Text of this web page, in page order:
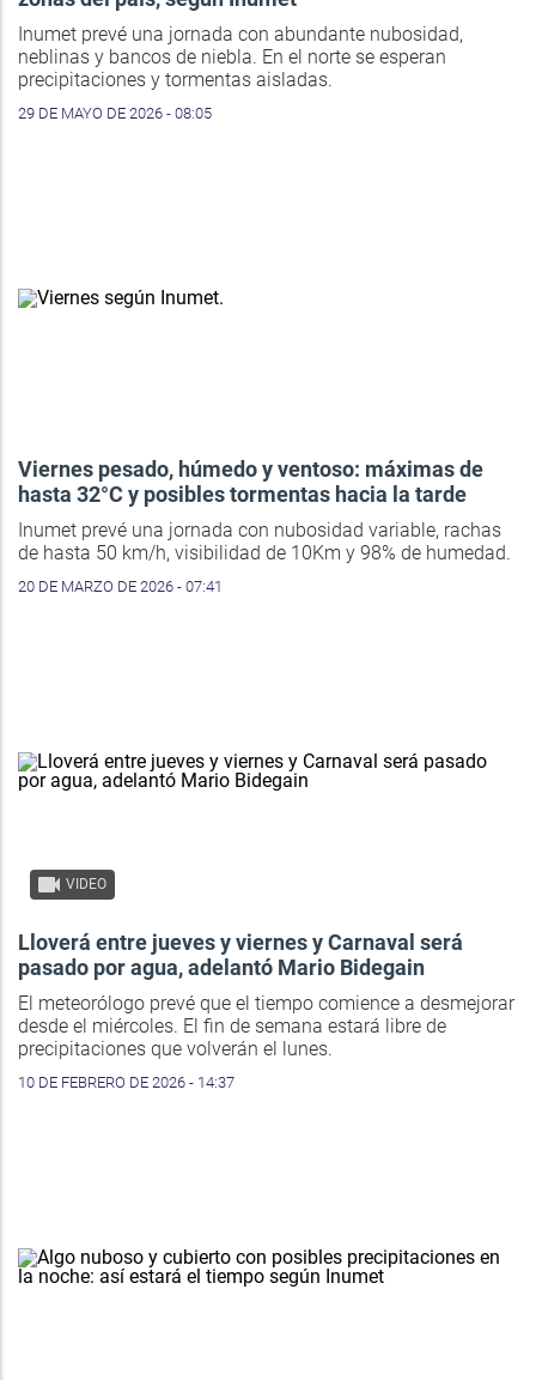
Inumet prevé una jornada con abundante nubosidad,
neblinas y bancos de niebla. En el norte se esperan
precipitaciones y tormentas aisladas.
29 DE MAYO DE 2026 - 08:05
Viernes pesado, húmedo y ventoso: máximas de
hasta 32°C y posibles tormentas hacia la tarde
Inumet prevé una jornada con nubosidad variable, rachas
de hasta 50 km/h, visibilidad de 10Km y 98% de humedad.
20 DE MARZO DE 2026 - 07:41
VIDEO
Lloverá entre jueves y viernes y Carnaval será
pasado por agua, adelantó Mario Bidegain
El meteorólogo prevé que el tiempo comience a desmejorar
desde el miércoles. El fin de semana estará libre de
precipitaciones que volverán el lunes.
10 DE FEBRERO DE 2026 - 14:37